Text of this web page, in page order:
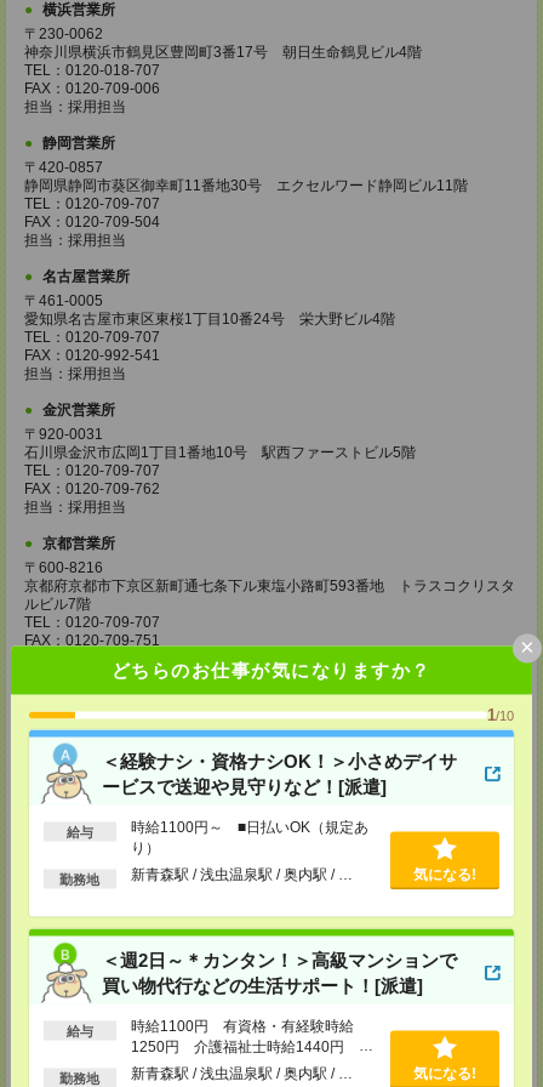
どちらのお仕事が気になりますか？
1/10
＜経験ナシ・資格ナシOK！＞小さめデイサ
ービスで送迎や見守りなど！[派遣]
給与
時給1100円～ ■日払いOK（規定あ
り）
勤務地 新青森駅 / 浅虫温泉駅 / 奥内駅 / … 気になる!
＜週2日～＊カンタン！＞高級マンションで
買い物代行などの生活サポート！[派遣]
給与
時給1100円 有資格・有経験時給
1250円 介護福祉士時給1440円 ■
日払いOK（規定あり）※即日払い不
勤務地 新青森駅 / 浅虫温泉駅 / 奥内駅 / … 気になる!
×
横浜営業所
〒230-0062
神奈川県横浜市鶴見区豊岡町3番17号 朝日生命鶴見ビル4階
TEL：0120-018-707
FAX：0120-709-006
担当：採用担当
静岡営業所
〒420-0857
静岡県静岡市葵区御幸町11番地30号 エクセルワード静岡ビル11階
TEL：0120-709-707
FAX：0120-709-504
担当：採用担当
名古屋営業所
〒461-0005
愛知県名古屋市東区東桜1丁目10番24号 栄大野ビル4階
TEL：0120-709-707
FAX：0120-992-541
担当：採用担当
金沢営業所
〒920-0031
石川県金沢市広岡1丁目1番地10号 駅西ファーストビル5階
TEL：0120-709-707
FAX：0120-709-762
担当：採用担当
京都営業所
〒600-8216
京都府京都市下京区新町通七条下ル東塩小路町593番地 トラスコクリスタ
ルビル7階
TEL：0120-709-707
FAX：0120-709-751
担当：採用担当
大阪営業所
〒530-0017
大阪府大阪市北区角田町8番1号 大阪梅田ツインタワーズ・ノース34階
TEL：0120-995-985
FAX：0120-992-568
担当：採用担当
神戸営業所
兵庫県神戸市中央区東川崎町1丁目3番3号 神戸ハーバーランドセンタービ
ル18階
FAX：0120-709-785
担当：採用担当
広島営業所
〒730-0031
広島県広島市中区紙屋町2丁目1番地22号 広島興銀ビル11階
TEL：0120-709-707
担当：採用担当